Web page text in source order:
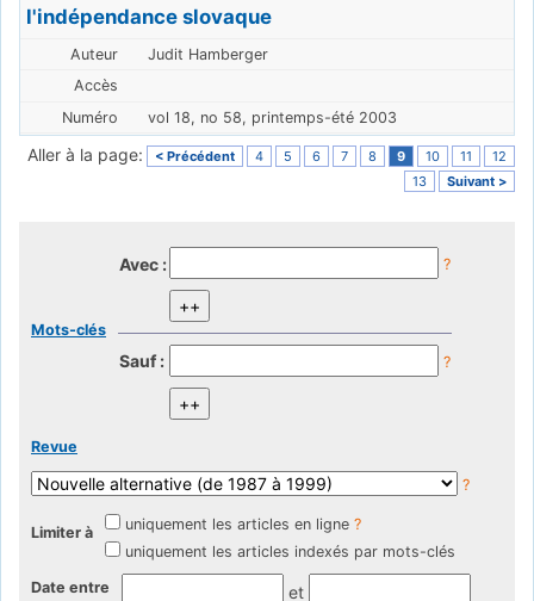
l'indépendance slovaque
Judit Hamberger
vol 18, no 58, printemps-été 2003
Aller à la page: < Précédent 4 5 6 7 8 9 10 11
12
13
Suivant >
Mots-clés
Avec : ?
Sauf : ?
Revue
?
Limiter à uniquement les articles en ligne ?
uniquement les articles indexés par mots-clés
Date entre et